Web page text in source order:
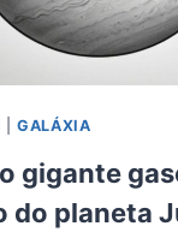
|GALÁXIA
gigante
do planeta